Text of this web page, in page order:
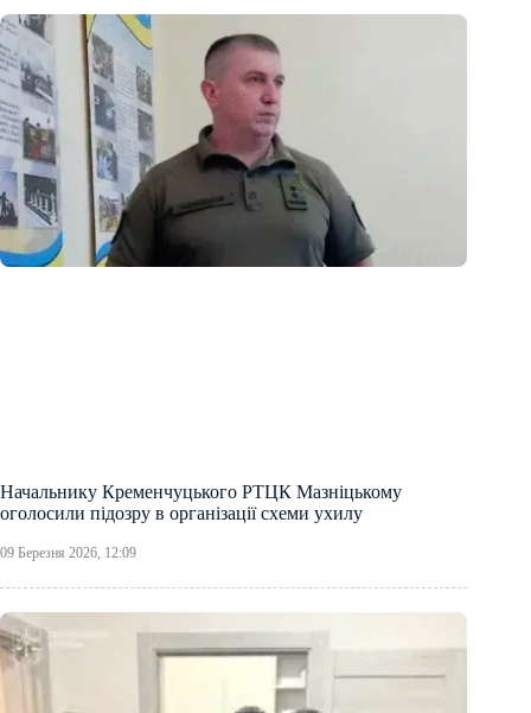
Начальнику Кременчуцького РТЦК Мазніцькому
оголосили підозру в організації схеми ухилу
09 Березня 2026, 12:09